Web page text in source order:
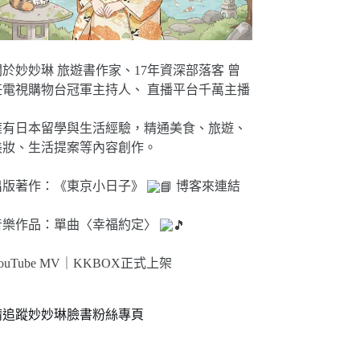
妙妙琳 旅遊書作家、17年資深部落客 曾
電視購物台冠軍主持人、 直播平台千萬主播
日本留學與生活經驗，精通美食、旅遊、
、生活提案等內容創作。
著作：《東京小日子》 博客來連結
作品：單曲〈幸福約定〉
MV｜KKBOX正式上架
追蹤妙妙琳臉書粉絲專頁